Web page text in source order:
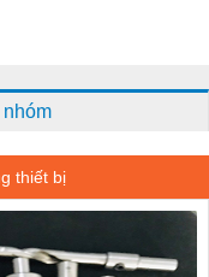
thiết bị